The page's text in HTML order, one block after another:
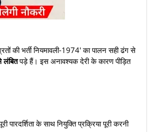
की भर्ती नियमावली-1974' का पालन सही ढंग से
लंबितपड़े हैं। इस अनावश्यक देरी के कारण पीड़ित
पारदर्शिता के साथ नियुक्ति प्रक्रिया पूरी करनी